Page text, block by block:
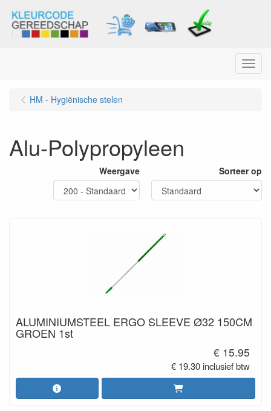
Menu
HM - Hygiënische stelen
Alu-Polypropyleen
Weergave Sorteer op
ALUMINIUMSTEEL ERGO SLEEVE Ø32 150CM
GROEN 1st
€ 15.95
€ 19.30 inclusief btw